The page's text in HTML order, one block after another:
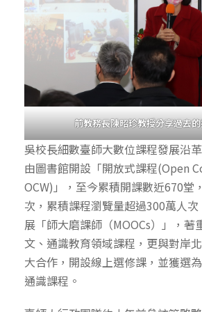
前教務長陳昭珍教授分享過去
吳校長細數臺師大數位課程發展沿
由圖書館開設「開放式課程(Open
OCW)」，至今累積開課數近670堂
次，累積課程瀏覽量超過300萬人
展「師大磨課師（MOOCs）」，著
文、通識教育領域課程，更與對岸
大合作，開設線上選修課，並獲選
通識課程。